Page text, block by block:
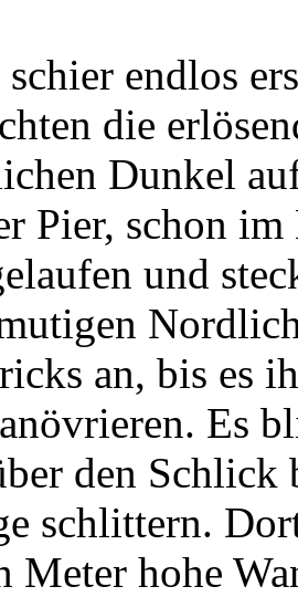
endlos
die
Dunkel
Pier, schon
und
an, bis es
Es
den Schlick
schlittern.
Meter hohe